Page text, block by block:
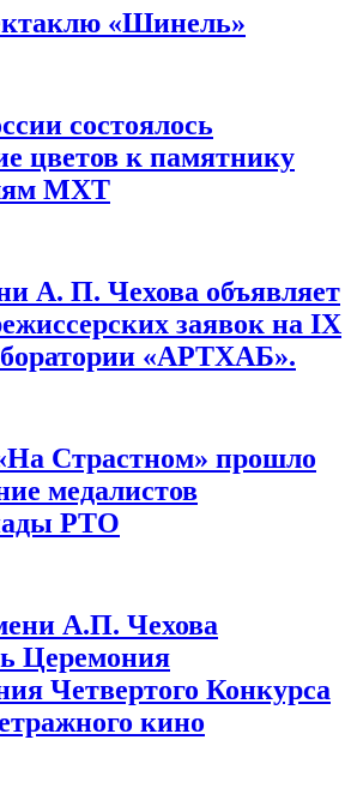
«Шинель»
состоялось
цветов к памятнику
МХТ
А. П. Чехова объявляет
заявок на IX
«АРТХАБ».
Страстном» прошло
медалистов
РТО
А.П. Чехова
Церемония
Четвертого Конкурса
кино